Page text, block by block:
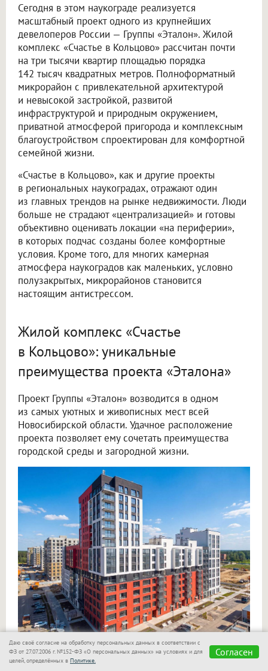
Сегодня в этом наукограде реализуется
масштабный проект одного из крупнейших
девелоперов России — Группы «Эталон». Жилой
комплекс «Счастье в Кольцово» рассчитан почти
на три тысячи квартир площадью порядка
142 тысяч квадратных метров. Полноформатный
микрорайон с привлекательной архитектурой
и невысокой застройкой, развитой
инфраструктурой и природным окружением,
приватной атмосферой пригорода и комплексным
благоустройством спроектирован для комфортной
семейной жизни.
«Счастье в Кольцово», как и другие проекты
в региональных наукоградах, отражают один
из главных трендов на рынке недвижимости. Люди
больше не страдают «централизацией» и готовы
объективно оценивать локации «на периферии»,
в которых подчас созданы более комфортные
условия. Кроме того, для многих камерная
атмосфера наукоградов как маленьких, условно
полузакрытых, микрорайонов становится
настоящим антистрессом.
Жилой комплекс «Счастье
в Кольцово»: уникальные
преимущества проекта «Эталона»
Проект Группы «Эталон» возводится в одном
из самых уютных и живописных мест всей
Новосибирской области. Удачное расположение
проекта позволяет ему сочетать преимущества
городской среды и загородной жизни.
Жилой комплекс органично вписан в локацию
Даю своё согласие на обработку персональных данных в соответствии с
ФЗ от 27.07.2006 г. №152-ФЗ «О персональных данных» на условиях и для
целей, определённых в Политике.
Согласен